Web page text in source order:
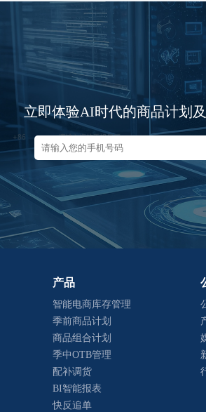
立即体验AI时代的商品计划
产品
智能电商库存管理
季前商品计划
商品组合计划
季中OTB管理
配补调货
BI智能报表
快反追单